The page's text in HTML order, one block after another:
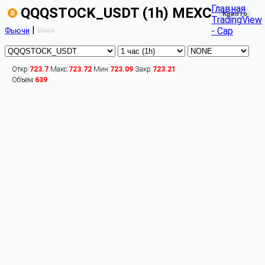
QQQSTOCK_USDT (1h) MEXC Крипто
Фьючи | Спот
Главная
TradingView
- Cap
Откр:723.7 Макс:723.72 Мин:723.09 Закр:723.21
Объём:639